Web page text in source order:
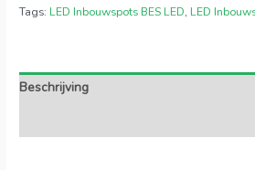
Tags: LED Inbouwspots BES LED, LED
Beschrijving